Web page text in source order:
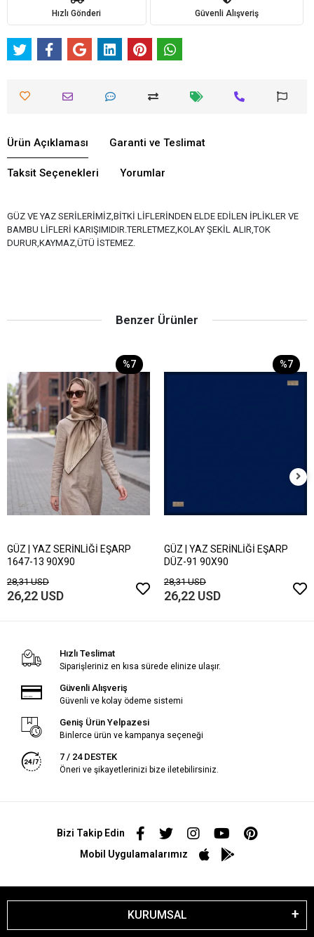
Hızlı Gönderi Güvenli Alışveriş
Ürün Açıklaması Garanti ve Teslimat
Taksit Seçenekleri Yorumlar
GÜZ VE YAZ SERİLERİMİZ,BİTKİ LİFLERİNDEN ELDE EDİLEN İPLİKLER VE
BAMBU LİFLERİ KARIŞIMIDIR.TERLETMEZ,KOLAY ŞEKİL ALIR,TOK
DURUR,KAYMAZ,ÜTÜ İSTEMEZ.
Benzer Ürünler
%7
GÜZ | YAZ SERİNLİĞİ EŞARP
1647-13 90X90
28,31 USD
26,22 USD
%7
GÜZ | YAZ SERİNLİĞİ EŞARP
DÜZ-91 90X90
28,31 USD
26,22 USD
Hızlı Teslimat
Siparişleriniz en kısa sürede elinize ulaşır.
Güvenli Alışveriş
Güvenli ve kolay ödeme sistemi
Geniş Ürün Yelpazesi
Binlerce ürün ve kampanya seçeneği
7 / 24 DESTEK
Öneri ve şikayetlerinizi bize iletebilirsiniz.
Bizi Takip Edin
Mobil Uygulamalarımız
KURUMSAL